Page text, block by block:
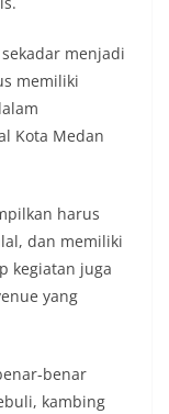
sekadar menjadi
memiliki
Kota Medan
harus
dan memiliki
kegiatan juga
yang
benar
kambing